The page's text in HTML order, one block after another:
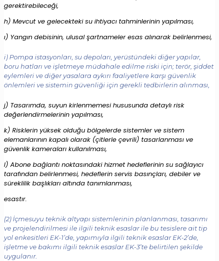
gerektirebileceği,
h) Mevcut ve gelecekteki su ihtiyacı tahminlerinin yapılması,
ı) Yangın debisinin, ulusal şartnameler esas alınarak belirlenmesi,
i) Pompa istasyonları, su depoları, yerüstündeki diğer yapılar,
boru hatları ve işletmeye müdahale edilme riski için; terör, şiddet
eylemleri ve diğer yasalara aykırı faaliyetlere karşı güvenlik
önlemleri ve sistemin güvenliği için gerekli tedbirlerin alınması,
j) Tasarımda, suyun kirlenmemesi hususunda detaylı risk
değerlendirmelerinin yapılması,
k) Risklerin yüksek olduğu bölgelerde sistemler ve sistem
elemanlarının kapalı olarak (çitlerle çevrili) tasarlanması ve
güvenlik kameraları kullanılması,
l) Abone bağlantı noktasındaki hizmet hedeflerinin su sağlayıcı
tarafından belirlenmesi, hedeflerin servis basınçları, debiler ve
süreklilik başlıkları altında tanımlanması,
esastır.
(2) İçmesuyu teknik altyapı sistemlerinin planlanması, tasarımı
ve projelendirilmesi ile ilgili teknik esaslar ile bu tesislere ait tip
yol enkesitleri EK-1’de, yapımıyla ilgili teknik esaslar EK-2’de,
işletme ve bakımı ilgili teknik esaslar EK-3’te belirtilen şekilde
uygulanır.